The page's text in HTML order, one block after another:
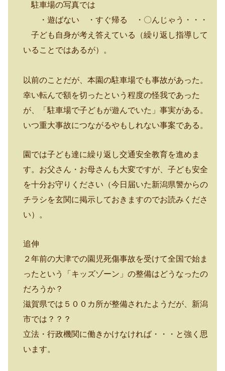
駐車場の写真では
・遊ばない ・すぐ帰る ・〇んじゃう・・・
子ども自身が考え答えている（繰り返し指導して
いることではあるが）。
以前のことだが、本園の駐車場でも事故があった。
幸い転んで額を切ったという程度の怪我であった
が、「駐車場で子どもが遊んでいた」事実がある。
いつ重大事故につながるやもしれない事案である。
園では子ども達に繰り返し交通安全教育を進めま
す。お父さん・お母さんも大変ですが、子ども安全
を十分お守りください（今日届いた新潟県警からの
チラシを玄関に掲示しておきますのでお読みくださ
い）。
追伸
２年前の大津での園児死傷事故を受けて全国で始ま
ったという「キッズゾーン」の整備はどうなったの
だろうか？
滋賀県では５００カ所が整備されたようだが、新潟
市では？？？
立法・行政機関に働きかけなければ・・・と強く思
います。